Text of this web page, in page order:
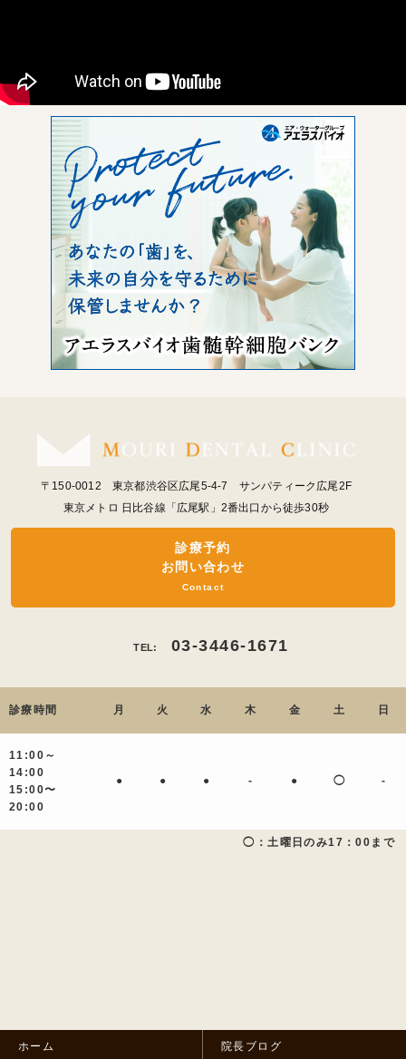
〒150-0012 東京都渋谷区広尾5-4-7 サンパティーク広尾2F
東京メトロ 日比谷線「広尾駅」2番出口から徒歩30秒
診療予約
お問い合わせ
Contact
TEL: 03-3446-1671
診療時間 月 火 水 木 金 土 日
11:00～
14:00
15:00〜
20:00
● ● ● - ● ◯ -
◯：土曜日のみ17：00まで
ホーム 院長ブログ